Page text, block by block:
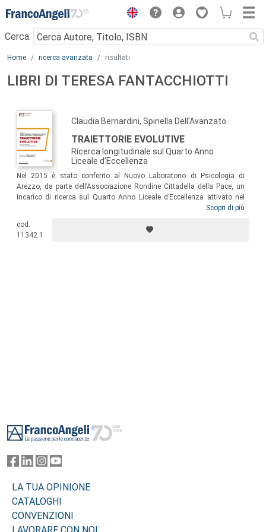
Menu
Cerca:
Main content
Home ricerca avanzata risultati
LIBRI DI TERESA FANTACCHIOTTI
Claudia Bernardini, Spinella Dell'Avanzato
TRAIETTORIE EVOLUTIVE
Ricerca longitudinale sul Quarto Anno
Liceale d’Eccellenza
Nel 2015 è stato conferito al Nuovo Laboratorio di Psicologia di
Arezzo, da parte dell’Associazione Rondine Cittadella della Pace, un
incarico di ricerca sul Quarto Anno Liceale d’Eccellenza attivato nel
borgo Rondine (QAR). Questo libro presenta un primo riscontro di tale
della diffusione del prototipo QAR nelle scuole italiane. Il libro si
rivolge dunque a tutti coloro che operano nell’area dell’Education e a
Scopri di più
cod.
11342.1
LA TUA OPINIONE
CATALOGHI
CONVENZIONI